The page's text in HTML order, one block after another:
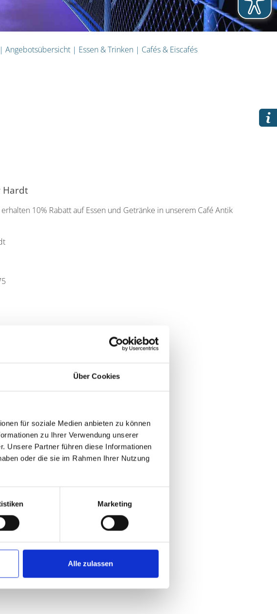
Über Cookies
für soziale Medien anbieten zu können
zu Ihrer Verwendung unserer
Unsere Partner führen diese Informationen
oder die sie im Rahmen Ihrer Nutzung
Marketing
Alle zulassen
| Angebotsübersicht | Essen & Trinken | Cafés & Eiscafés
Hardt
10% Rabatt auf Essen und Getränke in unserem Café Antik